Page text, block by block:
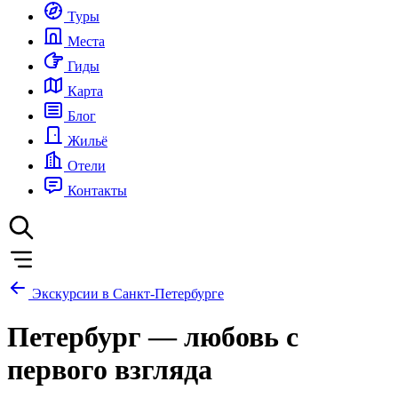
Туры
Места
Гиды
Карта
Блог
Жильё
Отели
Контакты
Экскурсии в Санкт-Петербурге
Петербург — любовь с
первого взгляда